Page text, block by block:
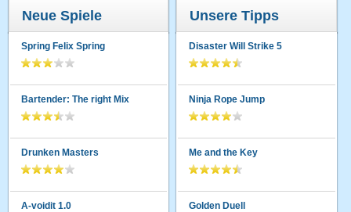
Neue Spiele
Spring Felix Spring
Bartender: The right Mix
Drunken Masters
A-voidit 1.0
Unsere Tipps
Disaster Will Strike 5
Ninja Rope Jump
Me and the Key
Golden Duell